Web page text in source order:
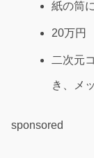
紙の筒
20万円
二次元
き、メ
sponsored